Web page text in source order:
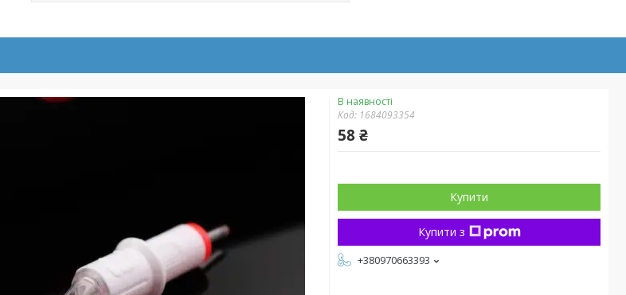
В наявності
Код: 1684093354
58 ₴
Купити
Купити з
+380970663393